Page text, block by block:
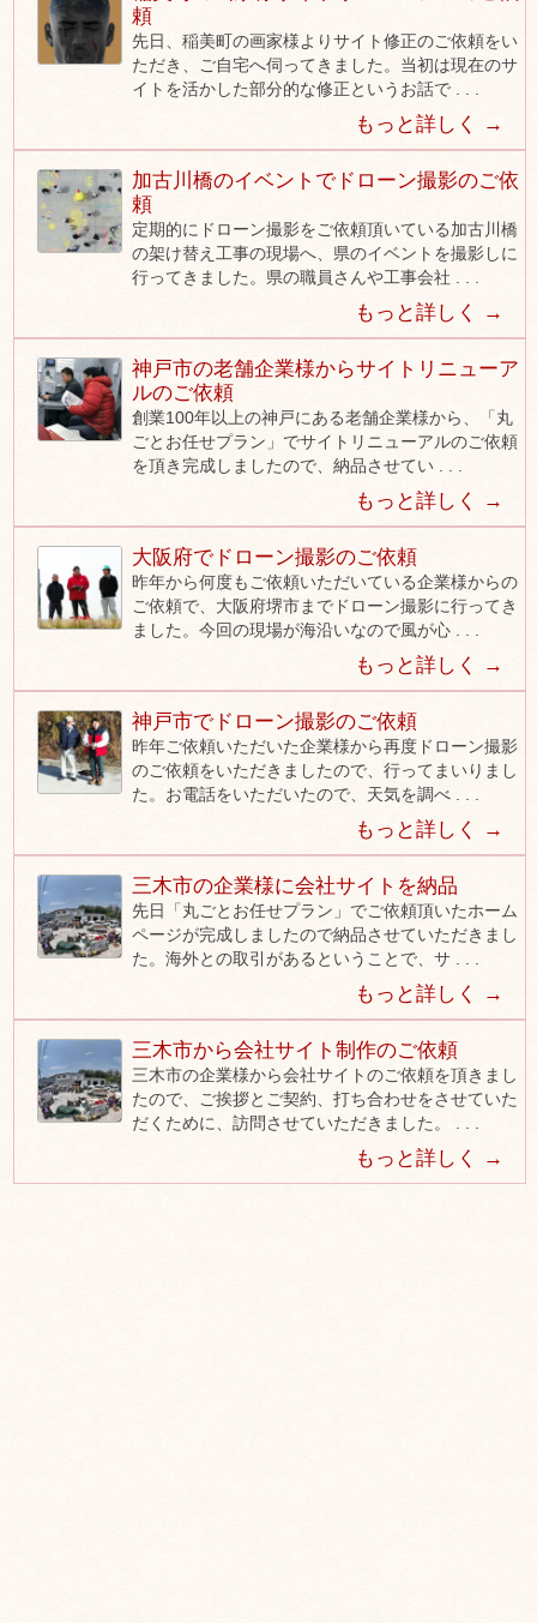
頼
先日、稲美町の画家様よりサイト修正のご依頼をい
ただき、ご自宅へ伺ってきました。当初は現在のサ
イトを活かした部分的な修正というお話で . . .
もっと詳しく →
加古川橋のイベントでドローン撮影のご依
頼
定期的にドローン撮影をご依頼頂いている加古川橋
の架け替え工事の現場へ、県のイベントを撮影しに
行ってきました。県の職員さんや工事会社 . . .
もっと詳しく →
神戸市の老舗企業様からサイトリニューア
ルのご依頼
創業100年以上の神戸にある老舗企業様から、「丸
ごとお任せプラン」でサイトリニューアルのご依頼
を頂き完成しましたので、納品させてい . . .
もっと詳しく →
大阪府でドローン撮影のご依頼
昨年から何度もご依頼いただいている企業様からの
ご依頼で、大阪府堺市までドローン撮影に行ってき
ました。今回の現場が海沿いなので風が心 . . .
もっと詳しく →
神戸市でドローン撮影のご依頼
昨年ご依頼いただいた企業様から再度ドローン撮影
のご依頼をいただきましたので、行ってまいりまし
た。お電話をいただいたので、天気を調べ . . .
もっと詳しく →
三木市の企業様に会社サイトを納品
先日「丸ごとお任せプラン」でご依頼頂いたホーム
ページが完成しましたので納品させていただきまし
た。海外との取引があるということで、サ . . .
もっと詳しく →
三木市から会社サイト制作のご依頼
三木市の企業様から会社サイトのご依頼を頂きまし
たので、ご挨拶とご契約、打ち合わせをさせていた
だくために、訪問させていただきました。 . . .
もっと詳しく →